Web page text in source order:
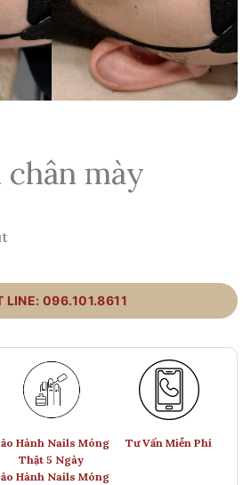
mày
LINE: 096.101.8611
Hành Nails Móng
Thật 5 Ngày
Hành Nails Móng
Tư Vấn Miễn Phí